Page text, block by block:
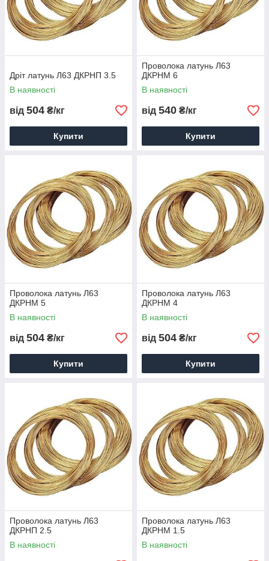
Дріт латунь Л63 ДКРНП 3.5
В наявності
від 504 ₴/кг
Купити
Проволока латунь Л63
ДКРНМ 6
В наявності
від 540 ₴/кг
Купити
Проволока латунь Л63
ДКРНМ 5
В наявності
від 504 ₴/кг
Купити
Проволока латунь Л63
ДКРНМ 4
В наявності
від 504 ₴/кг
Купити
Проволока латунь Л63
ДКРНП 2.5
В наявності
Проволока латунь Л63
ДКРНМ 1.5
В наявності